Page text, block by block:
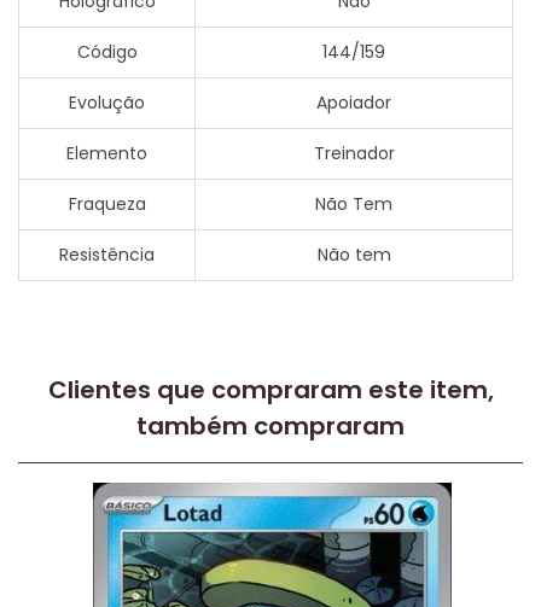
Código 144/159
Evolução Apoiador
Elemento Treinador
Fraqueza Não Tem
Resistência Não tem
Clientes que compraram este item,
também compraram